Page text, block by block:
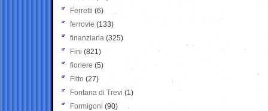
Ferretti (6)
ferrovie (133)
finanziaria (325)
Fini (821)
fioriere (5)
Fitto (27)
Fontana di Trevi (1)
Formigoni (90)